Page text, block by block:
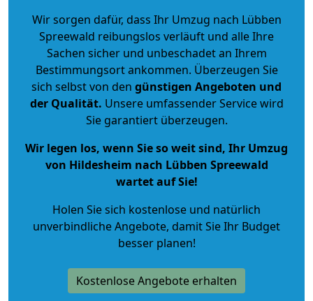
Wir sorgen dafür, dass Ihr Umzug nach Lübben
Spreewald reibungslos verläuft und alle Ihre
Sachen sicher und unbeschadet an Ihrem
Bestimmungsort ankommen. Überzeugen Sie
sich selbst von den günstigen Angeboten und
der Qualität. Unsere umfassender Service wird
Sie garantiert überzeugen.
Wir legen los, wenn Sie so weit sind, Ihr Umzug
von Hildesheim nach Lübben Spreewald
wartet auf Sie!
Holen Sie sich kostenlose und natürlich
unverbindliche Angebote, damit Sie Ihr Budget
besser planen!
Kostenlose Angebote erhalten